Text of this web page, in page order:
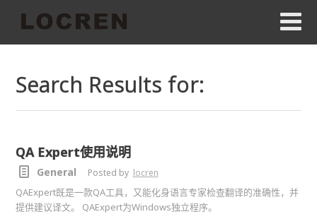
Search Results for:
QA Expert使用说明
General Posted by locren
QAExpert既是一款QA工具，又能化身语言专家检查翻译的准确性，并
提供建议译文。 QAExpert为Windows独立程序。